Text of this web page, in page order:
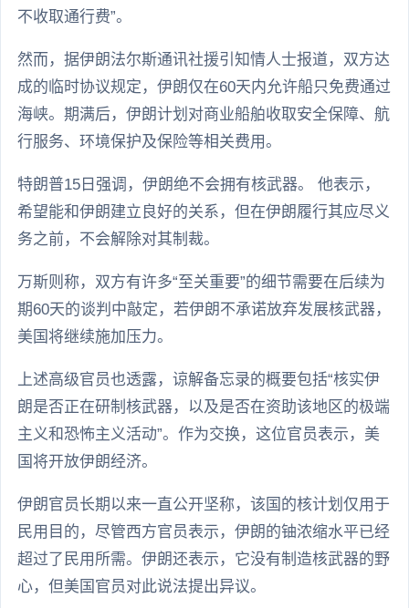
不收取通行费”。
然而，据伊朗法尔斯通讯社援引知情人士报道，双方达
成的临时协议规定，伊朗仅在60天内允许船只免费通过
海峡。期满后，伊朗计划对商业船舶收取安全保障、航
行服务、环境保护及保险等相关费用。
特朗普15日强调，伊朗绝不会拥有核武器。 他表示，
希望能和伊朗建立良好的关系，但在伊朗履行其应尽义
务之前，不会解除对其制裁。
万斯则称，双方有许多“至关重要”的细节需要在后续为
期60天的谈判中敲定，若伊朗不承诺放弃发展核武器，
美国将继续施加压力。
上述高级官员也透露，谅解备忘录的概要包括“核实伊
朗是否正在研制核武器，以及是否在资助该地区的极端
主义和恐怖主义活动”。作为交换，这位官员表示，美
国将开放伊朗经济。
伊朗官员长期以来一直公开坚称，该国的核计划仅用于
民用目的，尽管西方官员表示，伊朗的铀浓缩水平已经
超过了民用所需。伊朗还表示，它没有制造核武器的野
心，但美国官员对此说法提出异议。